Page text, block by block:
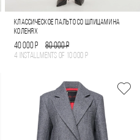
КЛАССИЧЕСКОЕ ПАЛЬТО СО ШЛИЦАМИ НА
КОЛЕНЯХ
40 000 Р
80 000 Р
4 installments of 10 000 Р